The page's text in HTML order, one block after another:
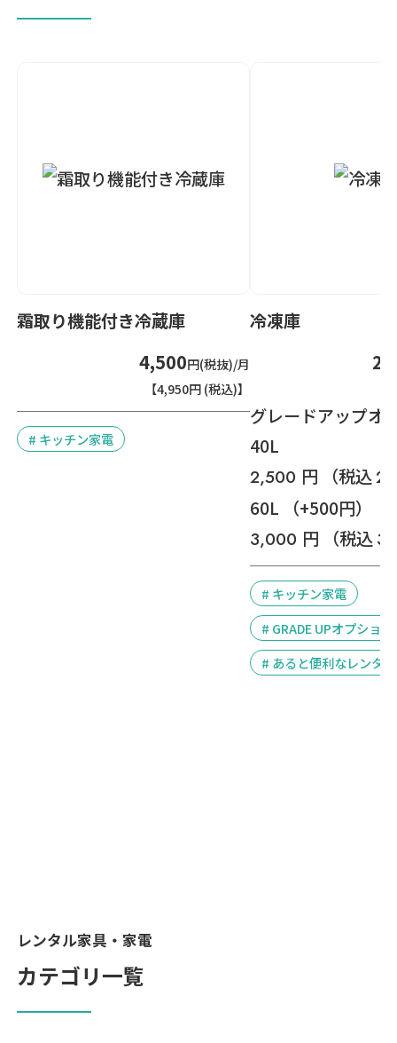
霜取り機能付き冷蔵庫
4,500円(税抜)/月
【4,950円 (税込)】
# キッチン家電
冷凍庫
グレードアップオ
40L
2,500 円 （税込
60L （+500円）
3,000 円 （税込
# キッチン家電
# GRADE UPオプション
# あると便利なレンタ
レンタル家具・家電
カテゴリ一覧